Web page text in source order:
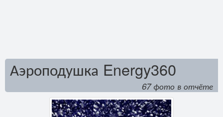
Аэроподушка Energy360
67 фото в отчёте